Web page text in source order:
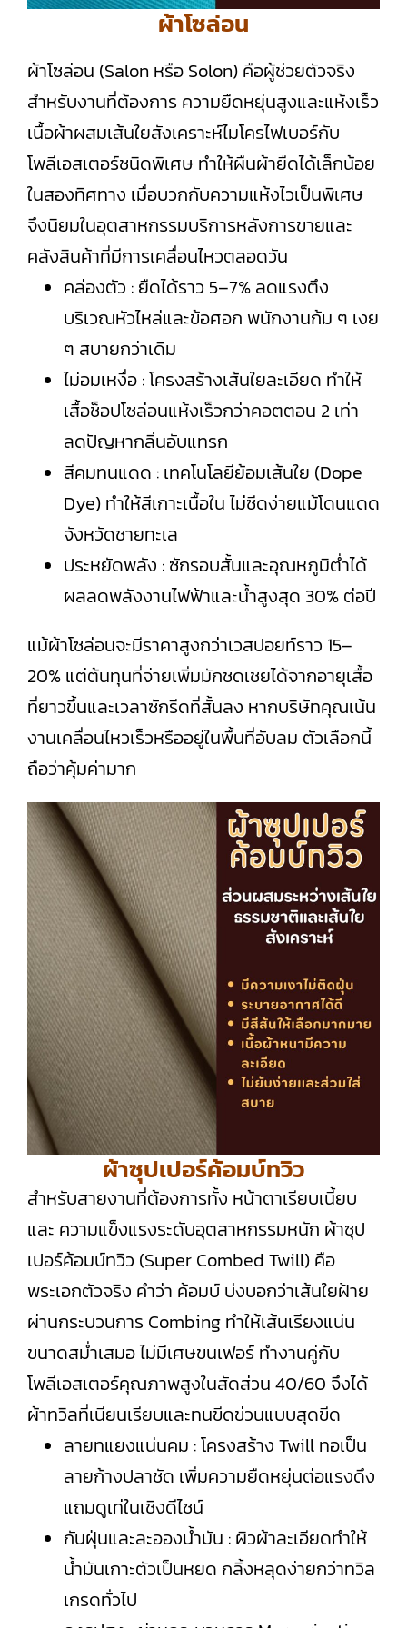
ผ้าโซล่อน
ผ้าโซล่อน (Salon หรือ Solon) คือผู้ช่วยตัวจริง
สำหรับงานที่ต้องการ ความยืดหยุ่นสูงและแห้งเร็ว
เนื้อผ้าผสมเส้นใยสังเคราะห์ไมโครไฟเบอร์กับ
โพลีเอสเตอร์ชนิดพิเศษ ทำให้ผืนผ้ายืดได้เล็กน้อย
ในสองทิศทาง เมื่อบวกกับความแห้งไวเป็นพิเศษ
จึงนิยมในอุตสาหกรรมบริการหลังการขายและ
คลังสินค้าที่มีการเคลื่อนไหวตลอดวัน
คล่องตัว : ยืดได้ราว 5–7% ลดแรงตึง
บริเวณหัวไหล่และข้อศอก พนักงานก้ม ๆ เงย
ๆ สบายกว่าเดิม
ไม่อมเหงื่อ : โครงสร้างเส้นใยละเอียด ทำให้
เสื้อช็อปโซล่อนแห้งเร็วกว่าคอตตอน 2 เท่า
ลดปัญหากลิ่นอับแทรก
สีคมทนแดด : เทคโนโลยีย้อมเส้นใย (Dope
Dye) ทำให้สีเกาะเนื้อใน ไม่ซีดง่ายแม้โดนแดด
จังหวัดชายทะเล
ประหยัดพลัง : ซักรอบสั้นและอุณหภูมิต่ำได้
ผลลดพลังงานไฟฟ้าและน้ำสูงสุด 30% ต่อปี
แม้ผ้าโซล่อนจะมีราคาสูงกว่าเวสปอยท์ราว 15–
20% แต่ต้นทุนที่จ่ายเพิ่มมักชดเชยได้จากอายุเสื้อ
ที่ยาวขึ้นและเวลาซักรีดที่สั้นลง หากบริษัทคุณเน้น
งานเคลื่อนไหวเร็วหรืออยู่ในพื้นที่อับลม ตัวเลือกนี้
ถือว่าคุ้มค่ามาก
ผ้าซุปเปอร์ค้อมบ์ทวิว
สำหรับสายงานที่ต้องการทั้ง หน้าตาเรียบเนี้ยบ
และ ความแข็งแรงระดับอุตสาหกรรมหนัก ผ้าซุป
เปอร์ค้อมบ์ทวิว (Super Combed Twill) คือ
พระเอกตัวจริง คำว่า ค้อมบ์ บ่งบอกว่าเส้นใยฝ้าย
ผ่านกระบวนการ Combing ทำให้เส้นเรียงแน่น
ขนาดสม่ำเสมอ ไม่มีเศษขนเฟอร์ ทำงานคู่กับ
โพลีเอสเตอร์คุณภาพสูงในสัดส่วน 40/60 จึงได้
ผ้าทวิลที่เนียนเรียบและทนขีดข่วนแบบสุดขีด
ลายทแยงแน่นคม : โครงสร้าง Twill ทอเป็น
ลายก้างปลาชัด เพิ่มความยืดหยุ่นต่อแรงดึง
แถมดูเท่ในเชิงดีไซน์
กันฝุ่นและละอองน้ำมัน : ผิวผ้าละเอียดทำให้
น้ำมันเกาะตัวเป็นหยด กลิ้งหลุดง่ายกว่าทวิล
เกรดทั่วไป